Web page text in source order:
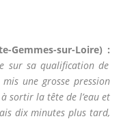
Gemmes-sur-Loire) :
sur sa qualification de
une grosse pression
sortir la tête de l’eau et
dix minutes plus tard,